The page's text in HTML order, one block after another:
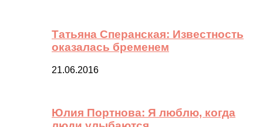
Татьяна Сперанская: Известность
оказалась бременем
21.06.2016
Юлия Портнова: Я люблю, когда